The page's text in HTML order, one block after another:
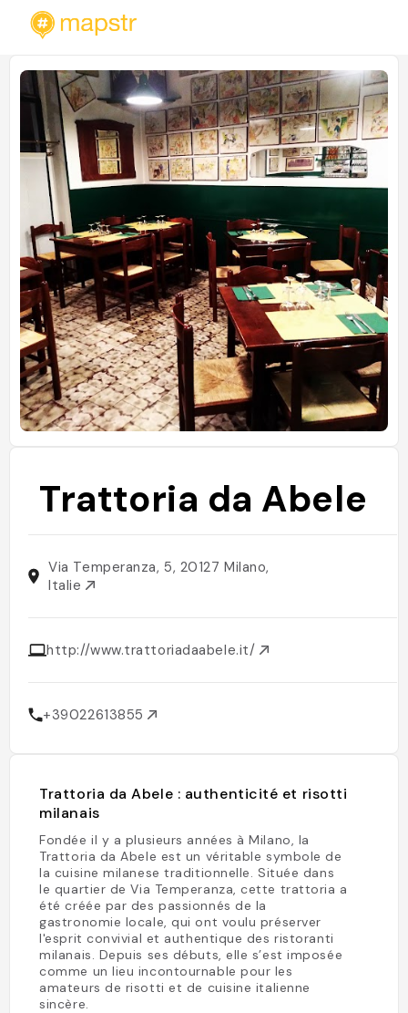
Trattoria da Abele
Via Temperanza, 5, 20127 Milano,
Italie
http://www.trattoriadaabele.it/
+39022613855
Trattoria da Abele : authenticité et risotti
milanais
Fondée il y a plusieurs années à Milano, la
Trattoria da Abele est un véritable symbole de
la cuisine milanese traditionnelle. Située dans
le quartier de Via Temperanza, cette trattoria a
été créée par des passionnés de la
gastronomie locale, qui ont voulu préserver
l'esprit convivial et authentique des ristoranti
milanais. Depuis ses débuts, elle s’est imposée
comme un lieu incontournable pour les
amateurs de risotti et de cuisine italienne
sincère.